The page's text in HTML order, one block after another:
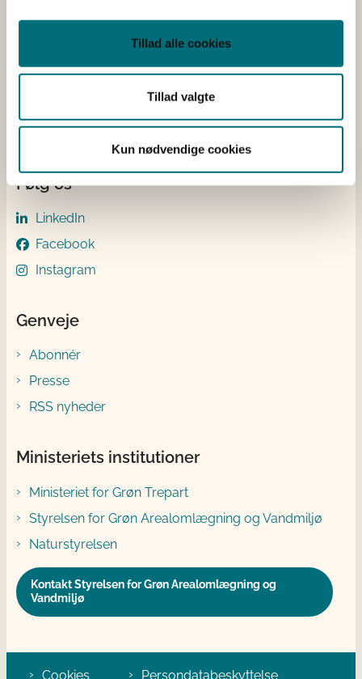
Tillad alle cookies
Tillad valgte
Kun nødvendige cookies
IBAN nr.: DK3302164069167470
Swift Code: DABADKKK
Elektronisk fakturering
Mandag – Torsdag fra 08.30 – 15.00
Følg os
LinkedIn
Facebook
Instagram
Genveje
Abonnér
Presse
RSS nyheder
Ministeriets institutioner
Ministeriet for Grøn Trepart
Styrelsen for Grøn Arealomlægning og Vandmiljø
Naturstyrelsen
Kontakt Styrelsen for Grøn Arealomlægning og
Vandmiljø
Cookies Persondatabeskyttelse